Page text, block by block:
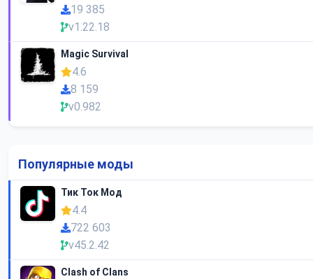
19 385
v1.22.18
Magic Survival
4.6
8 159
v0.982
Популярные моды
Тик Ток Мод
4.4
722 603
v45.2.42
Clash of Clans